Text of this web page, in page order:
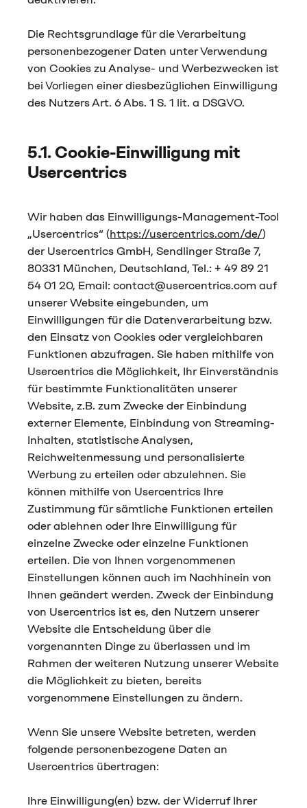
Die Rechtsgrundlage für die Verarbeitung
personenbezogener Daten unter Verwendung
von Cookies zu Analyse- und Werbezwecken ist
bei Vorliegen einer diesbezüglichen Einwilligung
des Nutzers Art. 6 Abs. 1 S. 1 lit. a DSGVO.
5.1. Cookie-Einwilligung mit
Usercentrics
Wir haben das Einwilligungs-Management-Tool
„Usercentrics“ (https://usercentrics.com/de/)
der Usercentrics GmbH, Sendlinger Straße 7,
80331 München, Deutschland, Tel.: + 49 89 21
54 01 20, Email: contact@usercentrics.com auf
unserer Website eingebunden, um
Einwilligungen für die Datenverarbeitung bzw.
den Einsatz von Cookies oder vergleichbaren
Funktionen abzufragen. Sie haben mithilfe von
Usercentrics die Möglichkeit, Ihr Einverständnis
für bestimmte Funktionalitäten unserer
Website, z.B. zum Zwecke der Einbindung
externer Elemente, Einbindung von Streaming-
Inhalten, statistische Analysen,
Reichweitenmessung und personalisierte
Werbung zu erteilen oder abzulehnen. Sie
können mithilfe von Usercentrics Ihre
Zustimmung für sämtliche Funktionen erteilen
oder ablehnen oder Ihre Einwilligung für
einzelne Zwecke oder einzelne Funktionen
erteilen. Die von Ihnen vorgenommenen
Einstellungen können auch im Nachhinein von
Ihnen geändert werden. Zweck der Einbindung
von Usercentrics ist es, den Nutzern unserer
Website die Entscheidung über die
vorgenannten Dinge zu überlassen und im
Rahmen der weiteren Nutzung unserer Website
die Möglichkeit zu bieten, bereits
vorgenommene Einstellungen zu ändern.
Wenn Sie unsere Website betreten, werden
folgende personenbezogene Daten an
Usercentrics übertragen:
Ihre Einwilligung(en) bzw. der Widerruf Ihrer